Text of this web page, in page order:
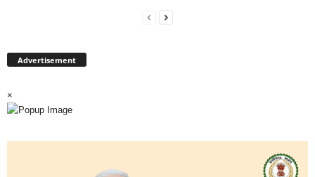
Advertisement
×